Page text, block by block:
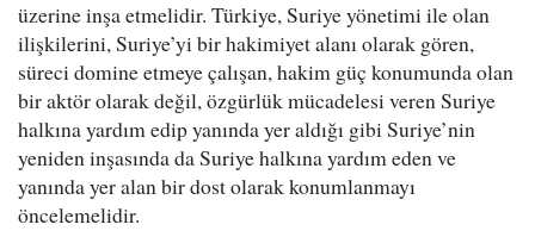
üzerine inşa etmelidir. Türkiye, Suriye yönetimi ile olan
ilişkilerini, Suriye’yi bir hakimiyet alanı olarak gören,
süreci domine etmeye çalışan, hakim güç konumunda olan
bir aktör olarak değil, özgürlük mücadelesi veren Suriye
halkına yardım edip yanında yer aldığı gibi Suriye’nin
yeniden inşasında da Suriye halkına yardım eden ve
yanında yer alan bir dost olarak konumlanmayı
öncelemelidir.